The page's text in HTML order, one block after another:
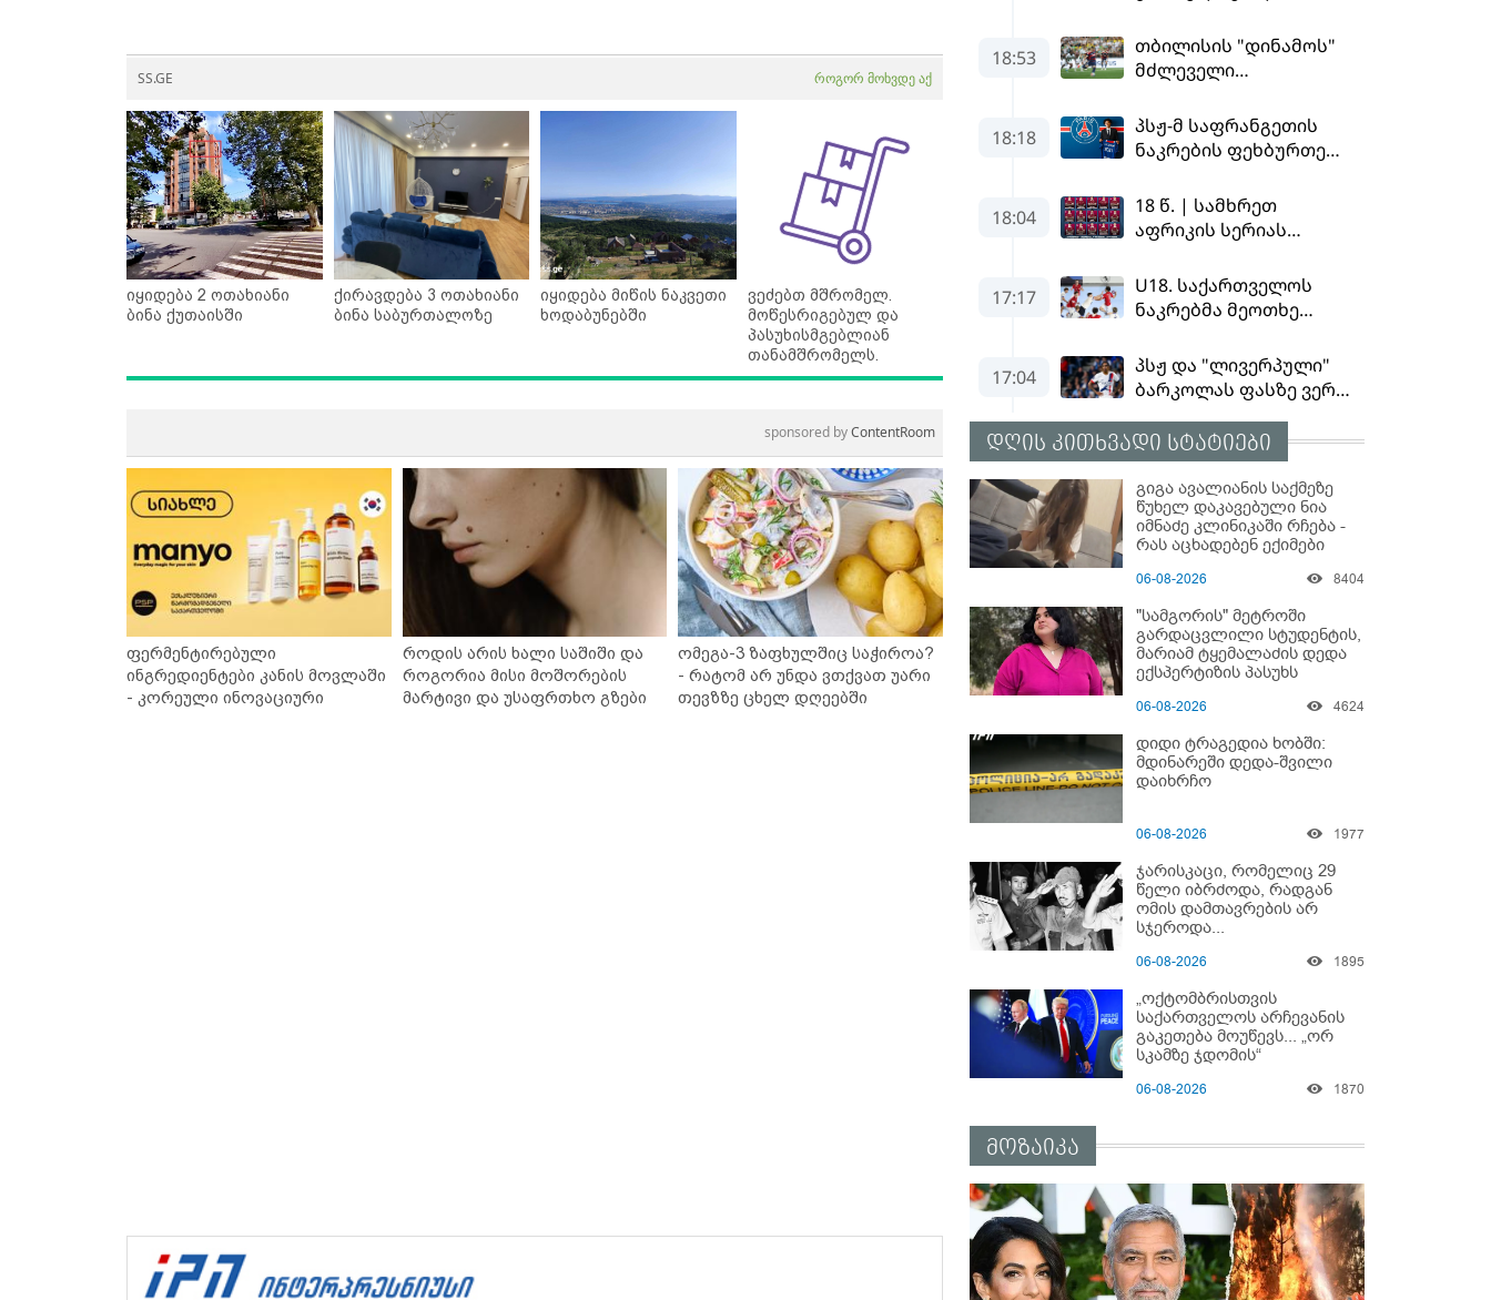
SS.GE როგორ მოხვდე აქ
იყიდება 2 ოთახიანი
ბინა ქუთაისში
ქირავდება 3 ოთახიანი
ბინა საბურთალოზე
იყიდება მიწის ნაკვეთი
ხოდაბუნებში
ვეძებთ მშრომელ.
მოწესრიგებულ და
პასუხისმგებლიან
თანამშრომელს.
sponsored byContentRoom
ფერმენტირებული
ინგრედიენტები კანის მოვლაში
- კორეული ინოვაციური
როდის არის ხალი საშიში და
როგორია მისი მოშორების
მარტივი და უსაფრთხო გზები
ომეგა-3 ზაფხულშიც საჭიროა?
- რატომ არ უნდა ვთქვათ უარი
თევზზე ცხელ დღეებში
დღის კითხვადი სტატიები
გიგა ავალიანის საქმეზე
წუხელ დაკავებული ნია
იმნაძე კლინიკაში რჩება -
რას აცხადებენ ექიმები
06-08-2026 8404
"სამგორის" მეტროში
გარდაცვლილი სტუდენტის,
მარიამ ტყემალაძის დედა
ექსპერტიზის პასუხს
გოგონას გარდაცვალების
06-08-2026 4624
დიდი ტრაგედია ხობში:
მდინარეში დედა-შვილი
დაიხრჩო
06-08-2026 1977
ჯარისკაცი, რომელიც 29
წელი იბრძოდა, რადგან
ომის დამთავრების არ
სჯეროდა...
06-08-2026 1895
„ოქტომბრისთვის
საქართველოს არჩევანის
გაკეთება მოუწევს... „ორ
სკამზე ჯდომის“
დასრულდეს“ - მირიან
06-08-2026 1870
მოზაიკა